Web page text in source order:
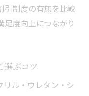
引制度の有無を比較
足度向上につながり
選ぶコツ
リル・ウレタン・シ